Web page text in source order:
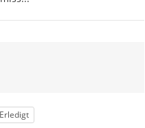
Status
Erledigt